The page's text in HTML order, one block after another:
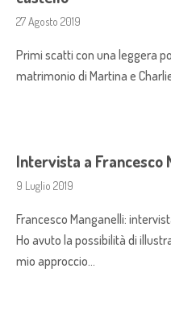
27 Agosto 2019
Primi scatti con una leggera
matrimonio di Martina e
Intervista a Francesco
9 Luglio 2019
Francesco Manganelli:
Ho avuto la possibilità di
mio approccio…